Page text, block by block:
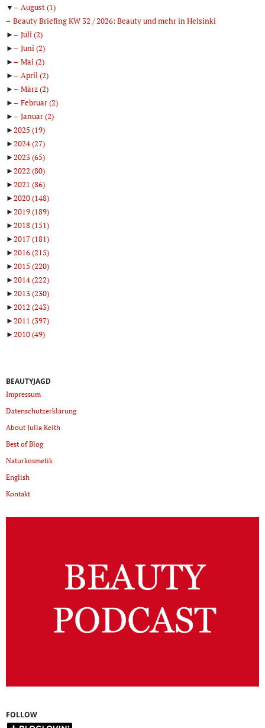
▼
August(1)
Beauty Briefing KW 32 / 2026: Beauty und mehr in Helsinki
►
Juli(2)
►
Juni(2)
►
Mai(2)
►
April(2)
►
März(2)
►
Februar(2)
►
Januar(2)
►2025 (19)
►2024(27)
►2023(65)
►2022 (80)
►2021 (86)
►2020(148)
►2019(189)
►2018(151)
►2017(181)
►2016(215)
►2015 (220)
►2014(222)
►2013(230)
►2012 (243)
►2011 (397)
►2010(49)
BEAUTYJAGD
Impressum
Datenschutzerklärung
About Julia Keith
Best of Blog
Naturkosmetik
English
Kontakt
FOLLOW